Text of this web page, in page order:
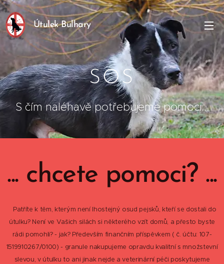
Útulek Bulhary
SOS
S čím naléhavě potřebujeme pomoci...
... chcete pomoci? ...
Patříte k těm, kterým není lhostejný osud pejsků, kteří se dostali do
útulku? Není ve Vašich silách si některého vzít domů, a přesto byste
rádi pomohli? - jak? Především finančním příspěvkem ( č. účtu: 107-
1519910267/0100) - granule nakupujeme opravdu kvalitní s množstevní
slevou, v útulku to ani jinak nejde a veterinární péči poskytujeme